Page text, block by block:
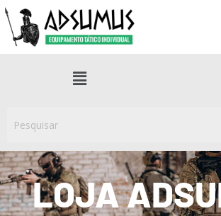
para
Menu
LOJA